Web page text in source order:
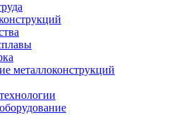
металлоконструкций